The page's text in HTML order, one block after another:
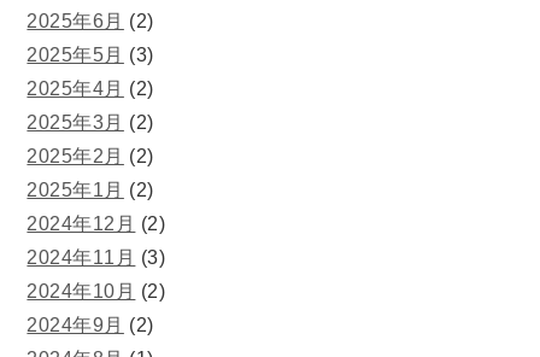
2025年6月 (2)
2025年5月 (3)
2025年4月 (2)
2025年3月 (2)
2025年2月 (2)
2025年1月 (2)
2024年12月 (2)
2024年11月 (3)
2024年10月 (2)
2024年9月 (2)